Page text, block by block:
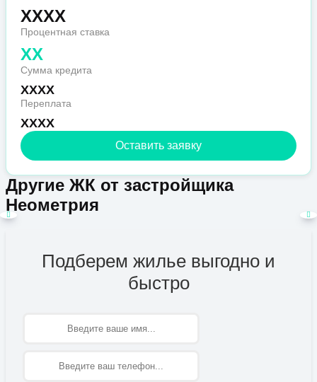
XXXX
Процентная ставка
XX
Сумма кредита
XXXX
Переплата
XXXX
Оставить заявку
Другие ЖК от застройщика
Неометрия
Подберем жилье выгодно и
быстро